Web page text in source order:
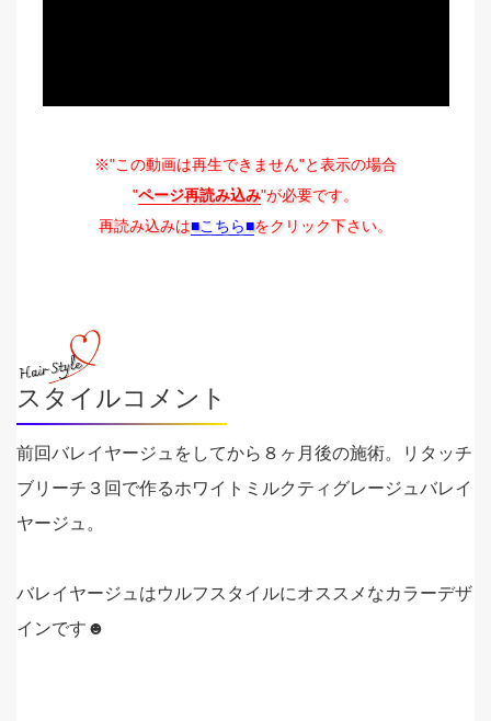
※"この動画は再生できません"と表示の場合
"ページ再読み込み"が必要です。
再読み込みは■こちら■をクリック下さい。
スタイルコメント
前回バレイヤージュをしてから８ヶ月後の施術。リタッチ
ブリーチ３回で作るホワイトミルクティグレージュバレイ
ヤージュ。
バレイヤージュはウルフスタイルにオススメなカラーデザ
インです☻